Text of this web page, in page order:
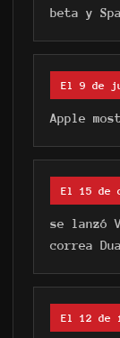
beta y
El 9 de
Apple
El 15 de
se lanzó
correa
El 12 de